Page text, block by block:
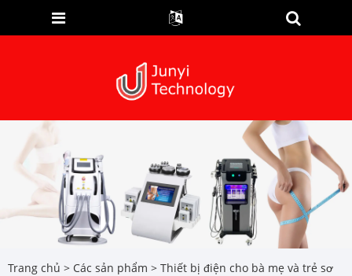
Trang chủ > Các sản phẩm > Thiết bị điện cho bà mẹ và trẻ sơ